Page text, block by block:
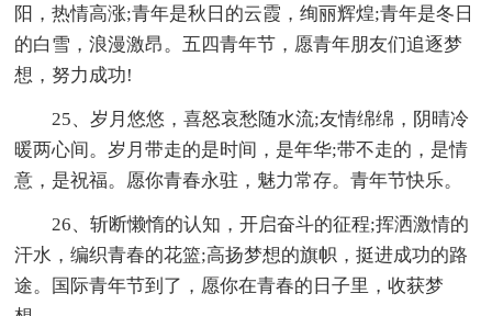
阳，热情高涨;青年是秋日的云霞，绚丽辉煌;青年是冬日
的白雪，浪漫激昂。五四青年节，愿青年朋友们追逐梦
想，努力成功!
25、岁月悠悠，喜怒哀愁随水流;友情绵绵，阴晴冷
暖两心间。岁月带走的是时间，是年华;带不走的，是情
意，是祝福。愿你青春永驻，魅力常存。青年节快乐。
26、斩断懒惰的认知，开启奋斗的征程;挥洒激情的
汗水，编织青春的花篮;高扬梦想的旗帜，挺进成功的路
途。国际青年节到了，愿你在青春的日子里，收获梦